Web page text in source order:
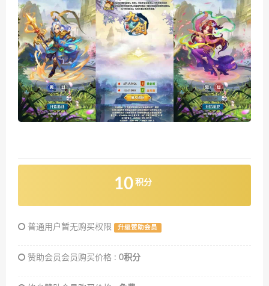
10 积分
普通用户暂无购买权限 升级赞助会员
赞助会员会员购买价格 : 0积分